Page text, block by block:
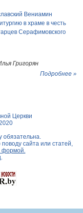
Вениамин
в храме в честь
Серафимовского
Григорян
Подробнее »
Церкви
обязательна.
сайта или статей,
формой.